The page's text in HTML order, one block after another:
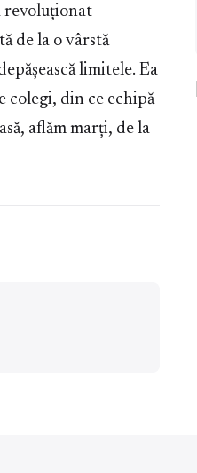
revoluționat
de la o vârstă
limitele. Ea
colegi, din ce echipă
aflăm marți, de la